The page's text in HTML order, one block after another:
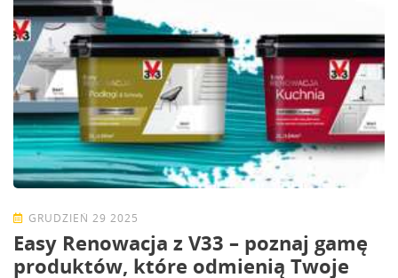
GRUDZIEŃ 29 2025
Easy Renowacja z V33 – poznaj gamę
produktów, które odmienią Twoje